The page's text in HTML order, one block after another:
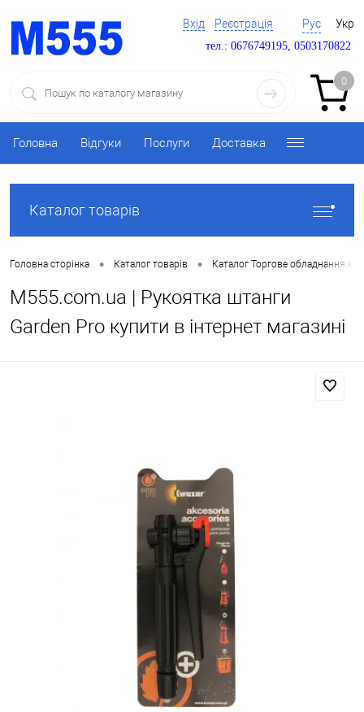
Вхід Реєстрація Рус Укр
тел.: 0676749195, 0503170822
0
Головна Відгуки Послуги Доставка
Каталог товарів
Головна сторінка • Каталог товарів • Каталог Торгове обладнання
M555.com.ua | Рукоятка штанги
Garden Pro купити в інтернет магазині